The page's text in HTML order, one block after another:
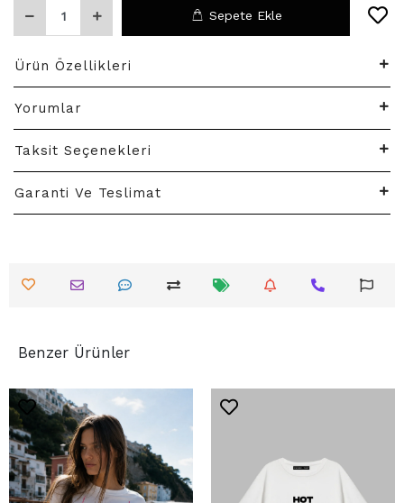
Sepete Ekle
Ürün Özellikleri
Yorumlar
Taksit Seçenekleri
Garanti Ve Teslimat
Benzer Ürünler